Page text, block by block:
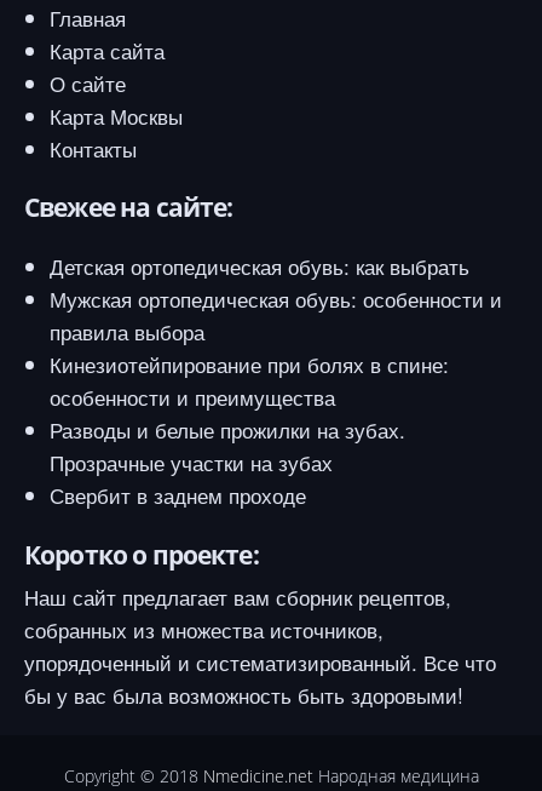
Главная
Карта сайта
О сайте
Карта Москвы
Контакты
Свежее на сайте:
Детская ортопедическая обувь: как выбрать
Мужская ортопедическая обувь: особенности и
правила выбора
Кинезиотейпирование при болях в спине:
особенности и преимущества
Разводы и белые прожилки на зубах.
Прозрачные участки на зубах
Свербит в заднем проходе
Коротко о проекте:
Наш сайт предлагает вам сборник рецептов,
собранных из множества источников,
упорядоченный и систематизированный. Все что
бы у вас была возможность быть здоровыми!
Copyright © 2018 Nmedicine.net Народная медицина